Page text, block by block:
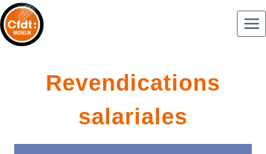
Revendications
salariales